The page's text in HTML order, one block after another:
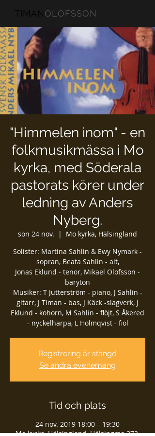
TIMANOLOFSSON
"Himmelen inom" - en
folkmusikmässa i Mo
kyrka, med Söderala
pastorats körer under
ledning av Anders
Nyberg.
sön 24 nov.
  |
Mo kyrka, Hälsingland
Solister: Martina Sahlin & Ewy Nymark -
sopran, Beata Sahlin - alt,
Jonas Eklund - tenor, Mikael Olofsson -
baryton
Musiker: T Jutterström - piano, J Sahlin -
gitarr, J Timan - bas, J Käck -slagverk, J
Eklund - kohorn, M Sahlin - flöjt, S Åkered
- nyckelharpa, L Holmqvist - fiol
Registrering är stängd
Se andra evenemang
Tid och plats
24 nov. 2019 18:00 – 19:30
Mo kyrka, Hälsingland, Hälsingmo 373,